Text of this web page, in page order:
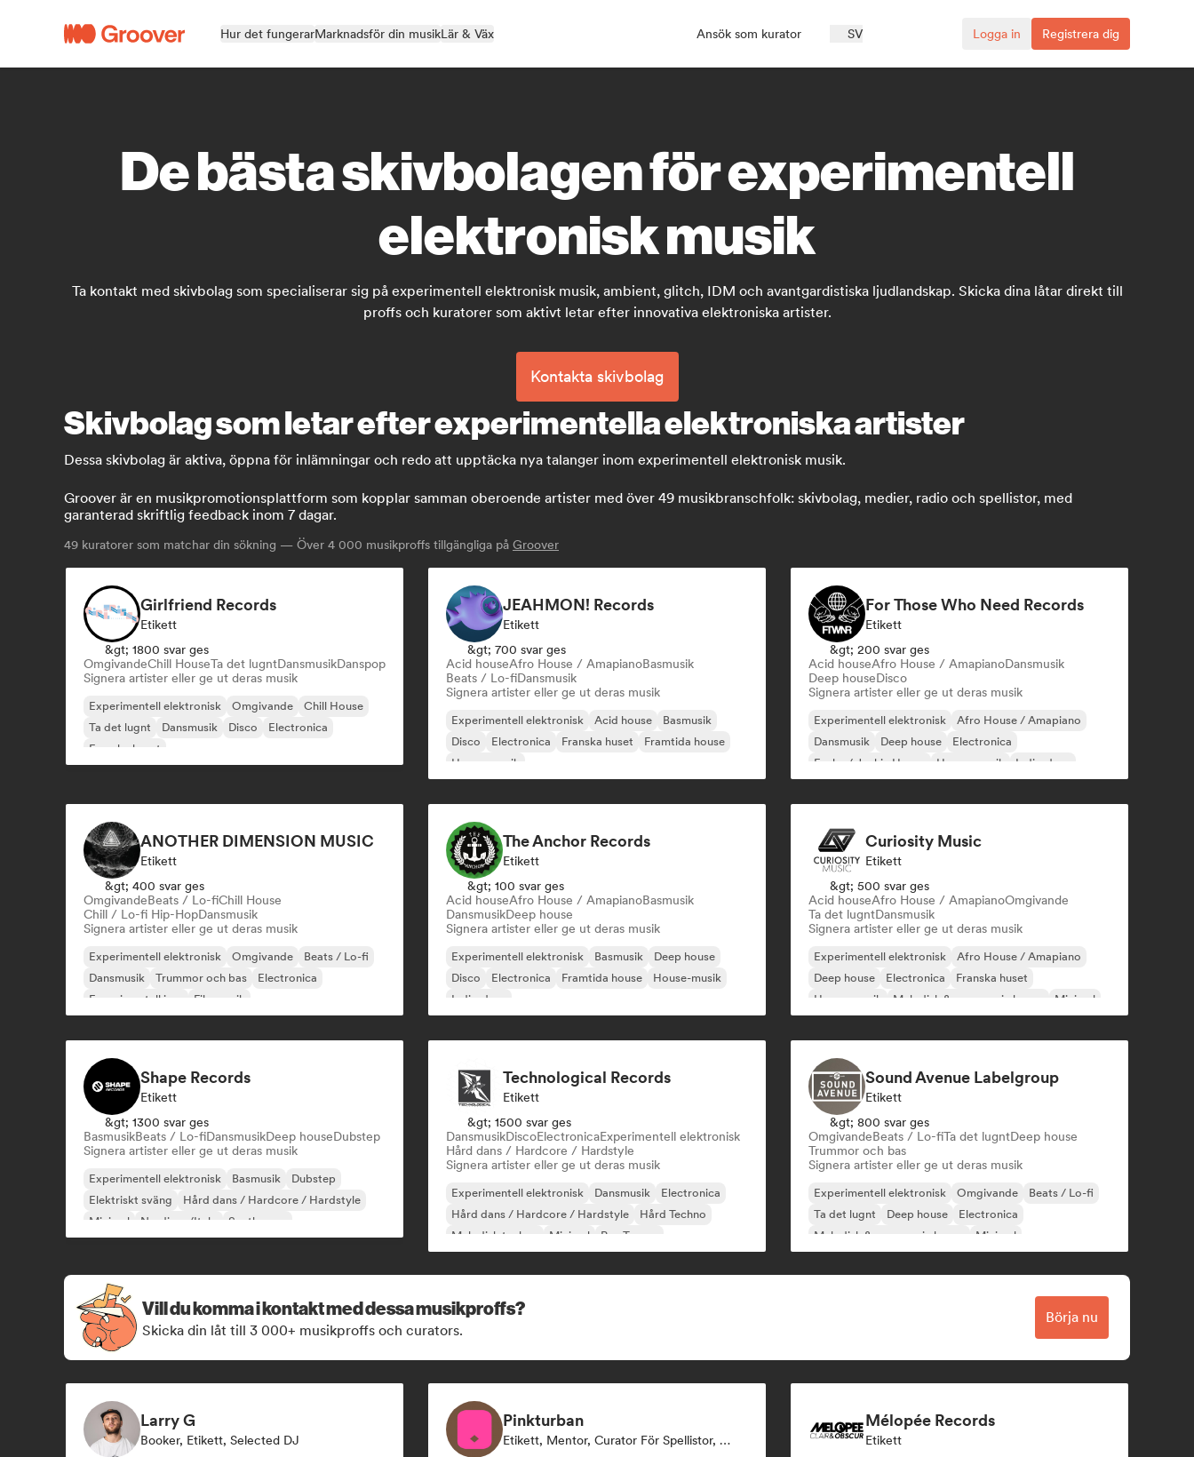
Hur det fungerarMarknadsför din musikLär & Väx Ansök som kurator SV Logga in Registrera dig
De bästa skivbolagen för experimentell
elektronisk musik
Ta kontakt med skivbolag som specialiserar sig på experimentell elektronisk musik, ambient, glitch, IDM och avantgardistiska ljudlandskap. Skicka dina låtar direkt till
proffs och kuratorer som aktivt letar efter innovativa elektroniska artister.
Kontakta skivbolag
Skivbolag som letar efter experimentella elektroniska artister
Dessa skivbolag är aktiva, öppna för inlämningar och redo att upptäcka nya talanger inom experimentell elektronisk musik.
Groover är en musikpromotionsplattform som kopplar samman oberoende artister med över 49 musikbranschfolk: skivbolag, medier, radio och spellistor, med
garanterad skriftlig feedback inom 7 dagar.
49 kuratorer som matchar din sökning — Över 4 000 musikproffs tillgängliga på Groover
Girlfriend Records
Etikett
&gt; 1800 svar ges
OmgivandeChill HouseTa det lugntDansmusikDanspop
Signera artister eller ge ut deras musik
Experimentell elektronisk Omgivande
Chill House
Ta det lugnt
Dansmusik Disco
Electronica
Franska huset
JEAHMON! Records
Etikett
&gt; 700 svar ges
Acid houseAfro House / AmapianoBasmusik
Beats / Lo-fiDansmusik
Signera artister eller ge ut deras musik
Experimentell elektronisk Acid house
Basmusik
Disco
Electronica Franska huset
Framtida house
House-musik
For Those Who Need Records
Etikett
&gt; 200 svar ges
Acid houseAfro House / AmapianoDansmusik
Deep houseDisco
Signera artister eller ge ut deras musik
Experimentell elektronisk
Afro House / Amapiano
Dansmusik
Deep house
Electronica
Funky / Jackin House
House-musik Indie-dans
ANOTHER DIMENSION MUSIC
Etikett
&gt; 400 svar ges
OmgivandeBeats / Lo-fiChill House
Chill / Lo-fi Hip-HopDansmusik
Signera artister eller ge ut deras musik
Experimentell elektronisk Omgivande
Beats / Lo-fi
Dansmusik
Trummor och bas
Electronica
Experimentell jazz
Filmmusik
The Anchor Records
Etikett
&gt; 100 svar ges
Acid houseAfro House / AmapianoBasmusik
DansmusikDeep house
Signera artister eller ge ut deras musik
Experimentell elektronisk Basmusik
Deep house
Disco
Electronica Framtida house
House-musik
Indie-dans
Curiosity Music
Etikett
&gt; 500 svar ges
Acid houseAfro House / AmapianoOmgivande
Ta det lugntDansmusik
Signera artister eller ge ut deras musik
Experimentell elektronisk
Afro House / Amapiano
Deep house
Electronica
Franska huset
House-musik
Melodisk & progressiv house Minimal
Shape Records
Etikett
&gt; 1300 svar ges
BasmusikBeats / Lo-fiDansmusikDeep houseDubstep
Signera artister eller ge ut deras musik
Experimentell elektronisk Basmusik
Dubstep
Elektriskt sväng
Hård dans / Hardcore / Hardstyle
Minimal
Nu-disco/Italo Synthwave
Technological Records
Etikett
&gt; 1500 svar ges
DansmusikDiscoElectronicaExperimentell elektronisk
Hård dans / Hardcore / Hardstyle
Signera artister eller ge ut deras musik
Experimentell elektronisk Dansmusik
Electronica
Hård dans / Hardcore / Hardstyle
Hård Techno
Melodisk techno
Minimal Psy-Trance
Sound Avenue Labelgroup
Etikett
&gt; 800 svar ges
OmgivandeBeats / Lo-fiTa det lugntDeep house
Trummor och bas
Signera artister eller ge ut deras musik
Experimentell elektronisk Omgivande
Beats / Lo-fi
Ta det lugnt
Deep house
Electronica
Melodisk & progressiv house
Minimal
Vill du komma i kontakt med dessa musikproffs?
Skicka din låt till 3 000+ musikproffs och curators.
Börja nu
Larry G
Booker, Etikett, Selected DJ
Pinkturban
Etikett, Mentor, Curator För Spellistor, Förläggare, Sync Supervisor
Mélopée Records
Etikett